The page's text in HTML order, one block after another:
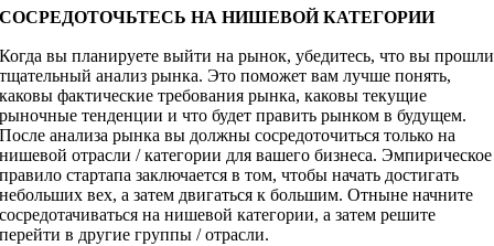
СОСРЕДОТОЧЬТЕСЬ НА НИШЕВОЙ КАТЕГОРИИ
Когда вы планируете выйти на рынок, убедитесь, что вы прошли
тщательный анализ рынка. Это поможет вам лучше понять,
каковы фактические требования рынка, каковы текущие
рыночные тенденции и что будет править рынком в будущем.
После анализа рынка вы должны сосредоточиться только на
нишевой отрасли / категории для вашего бизнеса. Эмпирическое
правило стартапа заключается в том, чтобы начать достигать
небольших вех, а затем двигаться к большим. Отныне начните
сосредотачиваться на нишевой категории, а затем решите
перейти в другие группы / отрасли.